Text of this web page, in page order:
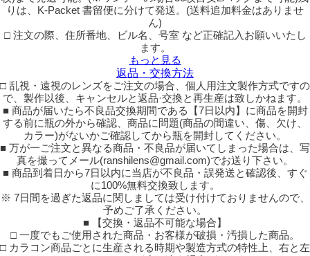
りは、K-Packet 書留便に分けて発送。(送料追加料金はありませ
ん)
□ 注文の際、住所番地、ビル名、号室 など正確記入お願いいたし
ます。
もっと見る
返品・交換方法
□ 乱視・遠視のレンズをご注文の場合、個人用注文製作方式ですの
で、製作以後、キャンセルと返品·交換と再生産は致しかねます。
■ 商品が届いたら不良品交換期間である【7日以内】に商品を開封
する前に瓶の外から確認、商品に問題(商品の間違い、傷、欠け、
カラー)がないかご確認してから瓶を開封してください。
■ 万が一ご注文と異なる商品・不良品が届いてしまった場合は、写
真を撮ってメール(ranshilens@gmail.com)でお送り下さい。
■ 商品到着日から7日以内に当店が不良品・誤発送と確認後、すぐ
に100%無料交換致します。
※ 7日間を過ぎた返品に関しましては受け付けておりませんので、
予めご了承ください。
■ 【交換・返品不可能な場合】
□ 一度でもご使用された商品・お客様が破損・汚損した商品。
□ カラコン商品ごとに生産される時期や製造方式の特性上、右と左